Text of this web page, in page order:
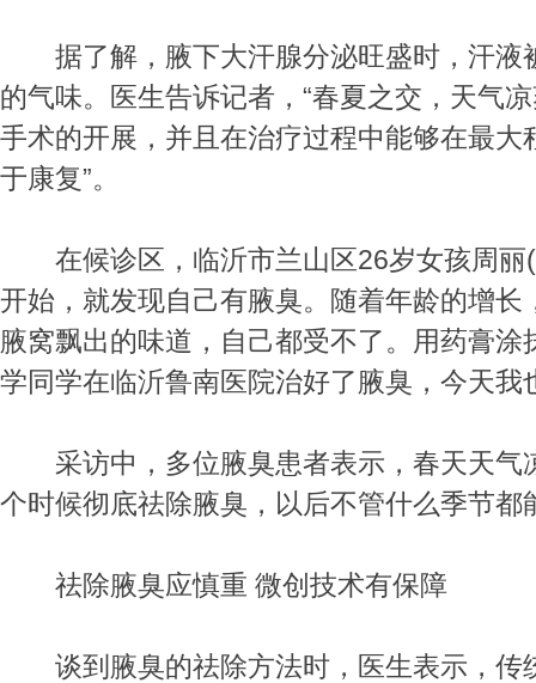
据了解，腋下大汗腺分泌旺盛时，汗液
的气味。医生告诉记者，“春夏之交，天气
手术的开展，并且在治疗过程中能够在最
于康复”。
在候诊区，临沂市兰山区26岁女孩周丽(
开始，就发现自己有腋臭。随着年龄的增
腋窝飘出的味道，自己都受不了。用药膏
学同学在临沂鲁南医院治好了腋臭，今天我
采访中，多位腋臭患者表示，春天天气
个时候彻底祛除腋臭，以后不管什么季节都
祛除腋臭应慎重 微创技术有保障
谈到腋臭的祛除方法时，医生表示，传